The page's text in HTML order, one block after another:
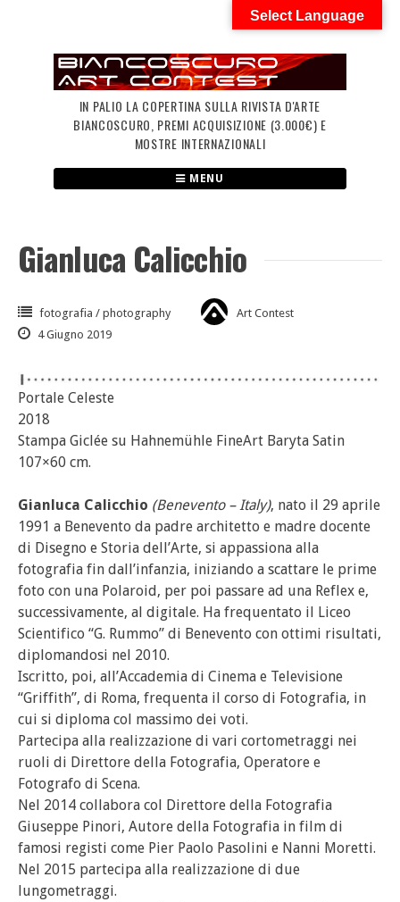
IN PALIO LA COPERTINA SULLA RIVISTA D'ARTE
BIANCOSCURO, PREMI ACQUISIZIONE (3.000€) E
MOSTRE INTERNAZIONALI
MENU
Gianluca Calicchio
fotografia / photography
Art Contest
4 Giugno 2019
Portale Celeste
2018
Stampa Giclée su Hahnemühle FineArt Baryta Satin
107×60 cm.
Gianluca Calicchio (Benevento – Italy), nato il 29 aprile
1991 a Benevento da padre architetto e madre docente
di Disegno e Storia dell’Arte, si appassiona alla
fotografia fin dall’infanzia, iniziando a scattare le prime
foto con una Polaroid, per poi passare ad una Reflex e,
successivamente, al digitale. Ha frequentato il Liceo
Scientifico “G. Rummo” di Benevento con ottimi risultati,
diplomandosi nel 2010.
Iscritto, poi, all’Accademia di Cinema e Televisione
“Griffith”, di Roma, frequenta il corso di Fotografia, in
cui si diploma col massimo dei voti.
Partecipa alla realizzazione di vari cortometraggi nei
ruoli di Direttore della Fotografia, Operatore e
Fotografo di Scena.
Nel 2014 collabora col Direttore della Fotografia
Giuseppe Pinori, Autore della Fotografia in film di
famosi registi come Pier Paolo Pasolini e Nanni Moretti.
Nel 2015 partecipa alla realizzazione di due
lungometraggi.
Select Language